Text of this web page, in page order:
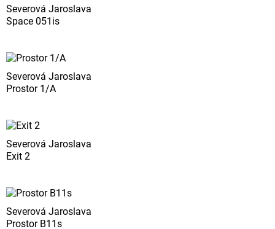
Severová Jaroslava
Space 051is
Severová Jaroslava
Prostor 1/A
Severová Jaroslava
Exit 2
Severová Jaroslava
Prostor B11s